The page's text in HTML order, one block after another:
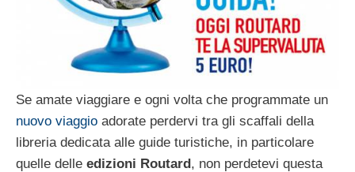
Se amate viaggiare e ogni volta che programmate un
nuovo viaggio adorate perdervi tra gli scaffali della
libreria dedicata alle guide turistiche, in particolare
quelle delle edizioni Routard, non perdetevi questa